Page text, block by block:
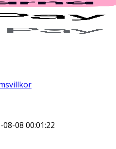
08-08 00:01:22